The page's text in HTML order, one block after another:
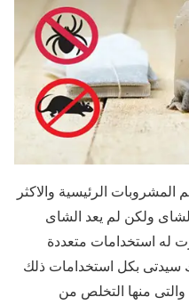
الرئيسية والاكثر
ولكن لم يعد الشاى
استخدامات متعددة
سيدتى بكل استخدامات ذلك
منها التخلص من